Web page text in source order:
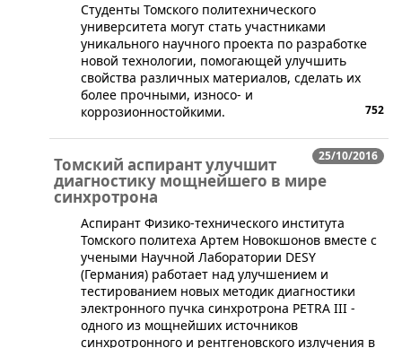
​Студенты Томского политехнического
университета могут стать участниками
уникального научного проекта по разработке
новой технологии, помогающей улучшить
свойства различных материалов, сделать их
более прочными, износо- и
коррозионностойкими.
752
25/10/2016
Томский аспирант улучшит
диагностику мощнейшего в мире
синхротрона
​Аспирант Физико-технического института
Томского политеха Артем Новокшонов вместе с
учеными Научной Лаборатории DESY
(Германия) работает над улучшением и
тестированием новых методик диагностики
электронного пучка синхротрона PETRA III -
одного из мощнейших источников
синхротронного и рентгеновского излучения в